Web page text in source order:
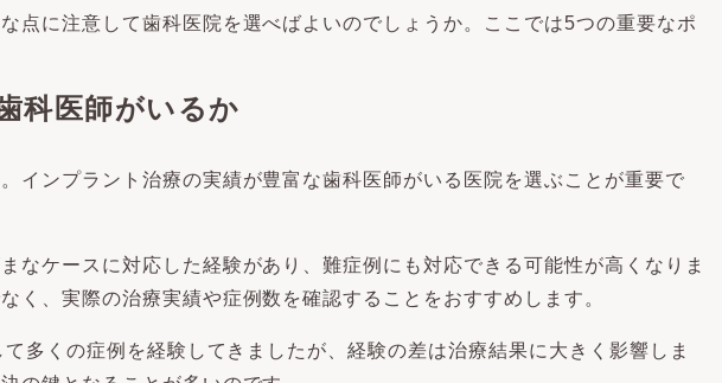
点に注意して歯科医院を選べばよいのでしょうか。ここでは5つの重要なポ
科医師がいるか
インプラント治療の実績が豊富な歯科医師がいる医院を選ぶことが重要で
なケースに対応した経験があり、難症例にも対応できる可能性が高くなりま
く、実際の治療実績や症例数を確認することをおすすめします。
多くの症例を経験してきましたが、経験の差は治療結果に大きく影響しま